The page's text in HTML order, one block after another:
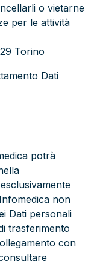
o vietarne
per le attività
Torino
Dati
potrà
non
Dati personali
trasferimento
con